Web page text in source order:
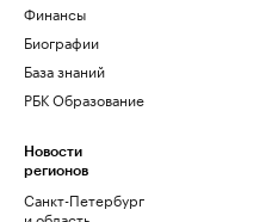
Финансы
Биографии
База знаний
РБК Образование
Новости
регионов
Санкт-Петербург